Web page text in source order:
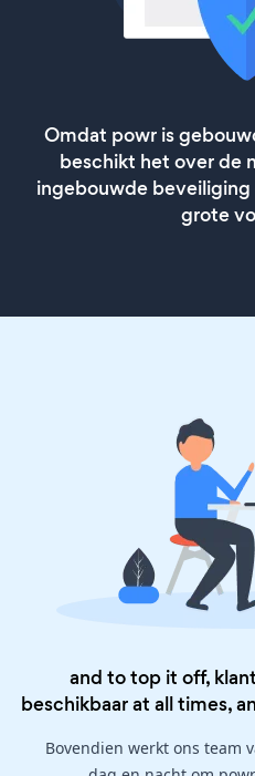
Omdat powr is
beschikt het over de
ingebouwde
grote
and to top it off,
beschikbaar at all times,
Bovendien werkt ons team